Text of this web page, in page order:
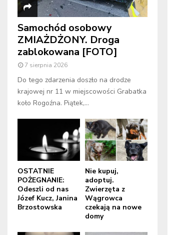
Samochód osobowy
ZMIAŻDŻONY. Droga
zablokowana [FOTO]
7 sierpnia 2026
Do tego zdarzenia doszło na drodze
krajowej nr 11 w miejscowości Grabatka
koło Rogoźna. Piątek,...
OSTATNIE
POŻEGNANIE:
Odeszli od nas
Józef Kucz, Janina
Brzostowska
Nie kupuj,
adoptuj.
Zwierzęta z
Wągrowca
czekają na nowe
domy